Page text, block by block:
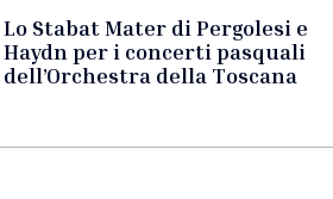
Lo Stabat Mater di Pergolesi e
Haydn per i concerti pasquali
dell’Orchestra della Toscana